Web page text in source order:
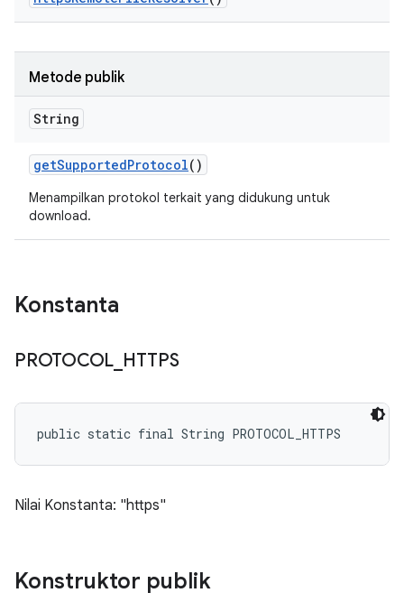
Metode publik
String
getSupportedProtocol()
Menampilkan protokol terkait yang didukung untuk
download.
Konstanta
PROTOCOL HTTPS
public static final String PROTOCOL_HTTPS
Nilai Konstanta: "https"
Konstruktor publik